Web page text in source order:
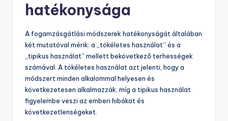
hatékonysága
A fogamzásgátlási módszerek hatékonyságát általában
két mutatóval mérik: a „tökéletes használat” és a
„tipikus használat” mellett bekövetkező terhességek
számával. A tökéletes használat azt jelenti, hogy a
módszert minden alkalommal helyesen és
következetesen alkalmazzák, míg a tipikus használat
figyelembe veszi az emberi hibákat és
következetlenségeket.